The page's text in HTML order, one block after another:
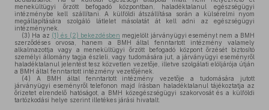
menekültügyi őrzött befogadó központban, haladéktalanul egészségügyi
intézménybe kell szállítani. A külföldi átszállítása során a külsérelmi nyom
megállapítására szolgáló látlelet másolatát át kell adni az egészségügyi
intézménynek.
(3) Ha az (1) és (2) bekezdésben megjelölt járványügyi eseményt nem a BMH
szerződéses orvosa, hanem a BMH által fenntartott intézmény valamely
alkalmazottja vagy a menekültügyi őrzött befogadó központ őrzését biztosító
személyi állomány tagja észleli, vagy tudomására jut, a járványügyi eseményről
haladéktalanul jelentést tesz közvetlen vezetője, illetve szolgálati elöljárója útján
a BMH által fenntartott intézmény vezetőjének.
(4) A BMH által fenntartott intézmény vezetője a tudomására jutott
járványügyi eseményről telefonon majd írásban haladéktalanul tájékoztatja az
őrizetet elrendelő hatóságot, a BMH közegészségügyi szakorvosát és a külföldi
tartózkodási helye szerint illetékes járási hivatalt.